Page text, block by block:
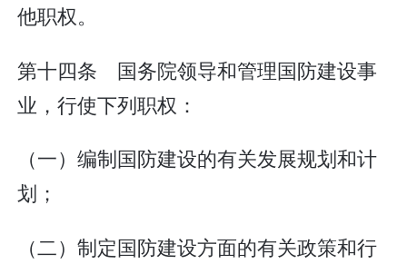
他职权。
第十四条 国务院领导和管理国防建设事
业，行使下列职权：
（一）编制国防建设的有关发展规划和计
划；
（二）制定国防建设方面的有关政策和行